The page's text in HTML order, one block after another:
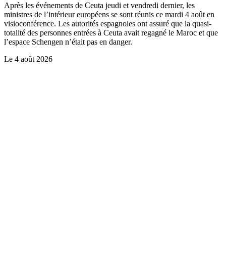
Après les événements de Ceuta jeudi et vendredi dernier, les
ministres de l’intérieur européens se sont réunis ce mardi 4 août en
visioconférence. Les autorités espagnoles ont assuré que la quasi-
totalité des personnes entrées à Ceuta avait regagné le Maroc et que
l’espace Schengen n’était pas en danger.
Le 4 août 2026